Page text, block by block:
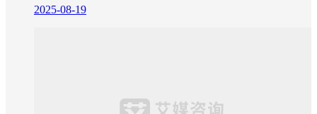
2025-08-19